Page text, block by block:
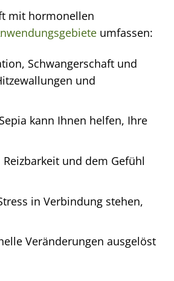
mit hormonellen
umfassen:
Schwangerschaft und
und
kann Ihnen helfen, Ihre
und dem Gefühl
in Verbindung stehen,
Veränderungen ausgelöst